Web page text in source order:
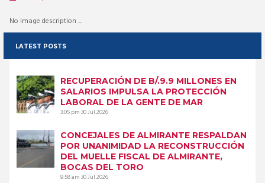
No image description ...
LATEST POSTS
RECUPERACIÓN DE B/.9.9 MILLONES EN
SALARIOS IMPULSA LA PROTECCIÓN
LABORAL DE LA GENTE DE MAR
3:05 pm30 Jul 2026
CONCEJALES DE ALMIRANTE RESPALDAN
POR UNANIMIDAD LA RECONSTRUCCIÓN
DEL MUELLE FISCAL DE ALMIRANTE,
BOCAS DEL TORO
9:58 am30 Jul 2026